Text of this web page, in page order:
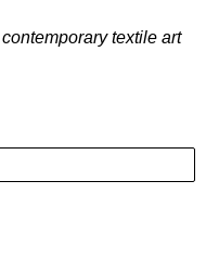
textile art